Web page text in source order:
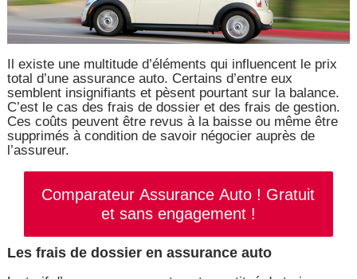
Il existe une multitude d’éléments qui influencent le prix
total d’une assurance auto. Certains d’entre eux
semblent insignifiants et pèsent pourtant sur la balance.
C’est le cas des frais de dossier et des frais de gestion.
Ces coûts peuvent être revus à la baisse ou même être
supprimés à condition de savoir négocier auprès de
l’assureur.
Comparateur Assurance Auto ! Gratuit
et sans engagement !
Les frais de dossier en assurance auto